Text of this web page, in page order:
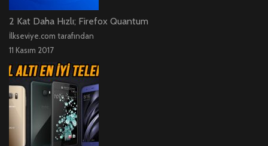
2 Kat Daha Hızlı; Firefox Quantum
İlkseviye.com tarafından
11 Kasım 2017